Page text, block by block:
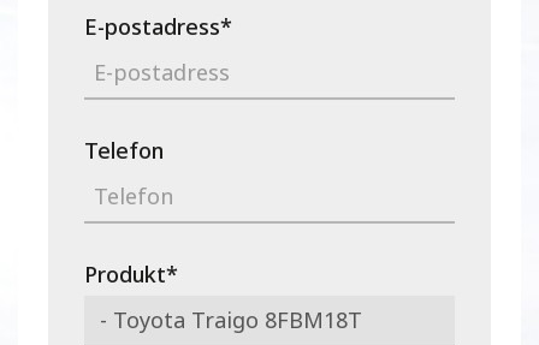
E-postadress*
Telefon
Produkt*